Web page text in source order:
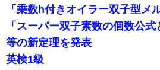
「乗数h付きオイラー双子型メ
「スーパー双子素数の個数公式
等の新定理を発表
英検1級